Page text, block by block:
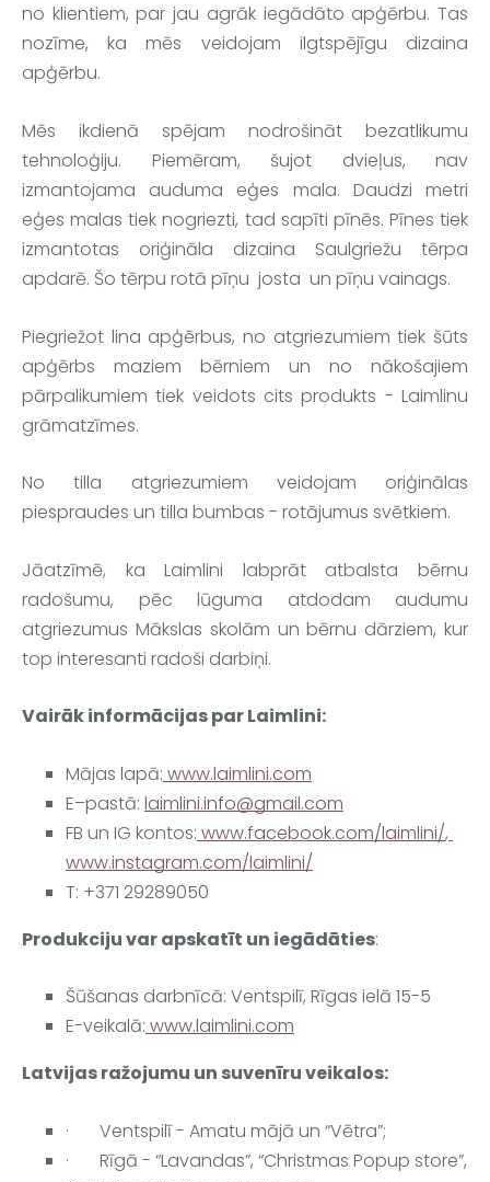
no klientiem, par jau agrāk iegādāto apģērbu. Tas
nozīme, ka mēs veidojam ilgtspējīgu dizaina
apģērbu.
Mēs ikdienā spējam nodrošināt bezatlikumu
tehnoloģiju. Piemēram, šujot dvieļus, nav
izmantojama auduma eģes mala. Daudzi metri
eģes malas tiek nogriezti, tad sapīti pīnēs. Pīnes tiek
izmantotas oriģināla dizaina Saulgriežu tērpa
apdarē. Šo tērpu rotā pīņu  josta  un pīņu vainags.
Piegriežot lina apģērbus, no atgriezumiem tiek šūts
apģērbs maziem bērniem un no nākošajiem
pārpalikumiem tiek veidots cits produkts - Laimlinu
grāmatzīmes.
No tilla atgriezumiem veidojam oriģinālas
piespraudes un tilla bumbas - rotājumus svētkiem.
Jāatzīmē, ka Laimlini labprāt atbalsta bērnu
radošumu, pēc lūguma atdodam audumu
atgriezumus Mākslas skolām un bērnu dārziem, kur
top interesanti radoši darbiņi.
Vairāk informācijas par Laimlini:
Mājas lapā: www.laimlini.com
E–pastā: laimlini.info@gmail.com
FB un IG kontos: www.facebook.com/laimlini/,
www.instagram.com/laimlini/
T: +371 29289050
Produkciju var apskatīt un iegādāties:
Šūšanas darbnīcā: Ventspilī, Rīgas ielā 15-5
E-veikalā: www.laimlini.com
Latvijas ražojumu un suvenīru veikalos:
·
Ventspilī - Amatu mājā un “Vētra”;
·
Rīgā - “Lavandas”, “Christmas Popup store”,